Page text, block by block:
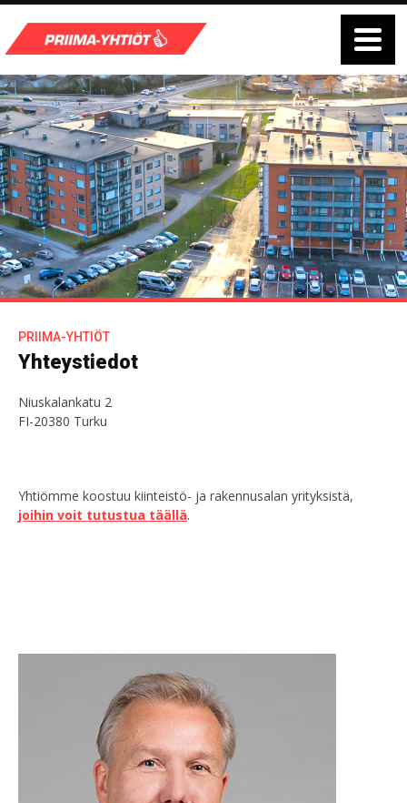
PRIIMA-YHTIÖT
Yhteystiedot
Niuskalankatu 2
FI-20380 Turku
Yhtiömme koostuu kiinteistö- ja rakennusalan yrityksistä,
joihin voit tutustua täällä.